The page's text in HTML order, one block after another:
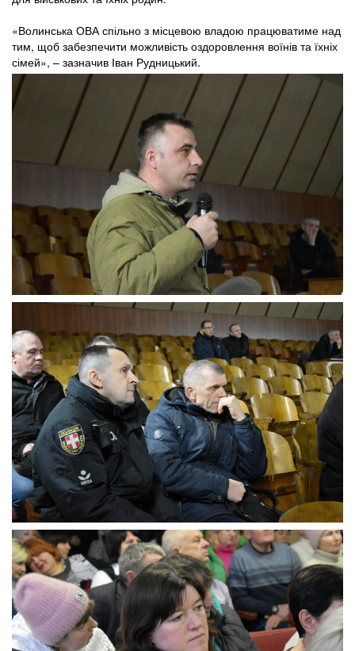
«Волинська ОВА спільно з місцевою владою працюватиме над
тим, щоб забезпечити можливість оздоровлення воїнів та їхніх
сімей», – зазначив Іван Рудницький.